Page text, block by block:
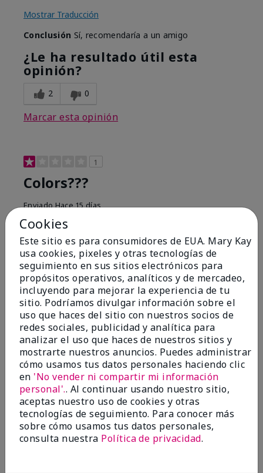
Mostrar Traducción
Conclusión Sí, recomendaría a un amigo
¿Le ha resultado útil esta
opinión?
2 0
Marcar esta opinión
1
Colors???
EnviadoHace 15 días
por
CNB
de Salisbury
Evaluado en
marykay.com/en-us/
Comentarios sobre Mary Kay Chromafusion®
Eye Shadow
Where on earth did all the colors go? Bring them
back- especially granite!
Mostrar Traducción
ConclusiónNo, no recomendaría a un amigo
¿Le ha resultado útil esta
opinión?
7 2
Marcar esta opinión
Cookies
Este sitio es para consumidores de EUA. Mary Kay
usa cookies, pixeles y otras tecnologías de
seguimiento en sus sitios electrónicos para
propósitos operativos, analíticos y de mercadeo,
incluyendo para mejorar la experiencia de tu
sitio. Podríamos divulgar información sobre el
uso que haces del sitio con nuestros socios de
redes sociales, publicidad y analítica para
analizar el uso que haces de nuestros sitios y
mostrarte nuestros anuncios. Puedes administrar
cómo usamos tus datos personales haciendo clic
en 'No vender ni compartir mi información
personal'.. Al continuar usando nuestro sitio,
aceptas nuestro uso de cookies y otras
tecnologías de seguimiento. Para conocer más
sobre cómo usamos tus datos personales,
consulta nuestra Política de privacidad.